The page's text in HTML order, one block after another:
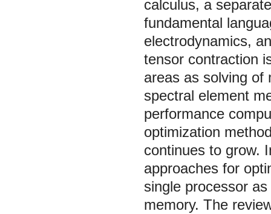
calculus, a
fundamental
electrodynamics,
tensor contraction
areas as solving of
spectral element
performance
optimization
continues to grow.
approaches for
single processor
memory. The